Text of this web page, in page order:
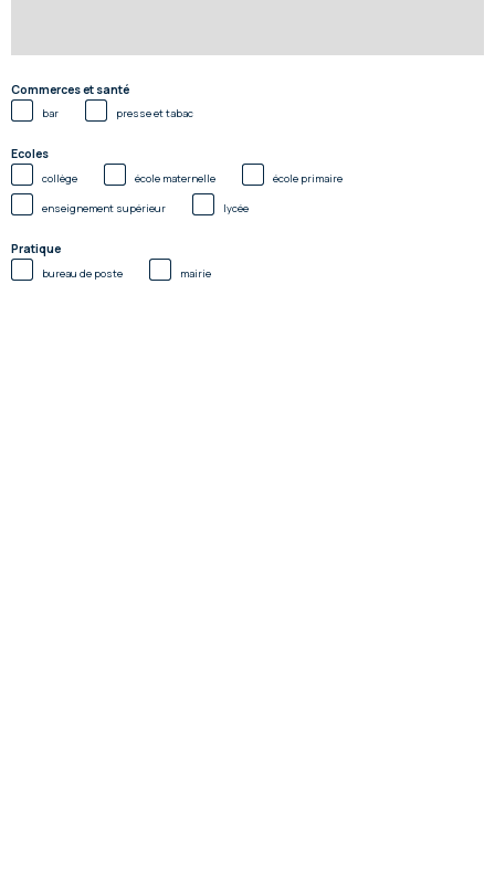
Commerces et santé
bar presse et tabac
Ecoles
collège école maternelle école primaire
enseignement supérieur lycée
Pratique
bureau de poste mairie